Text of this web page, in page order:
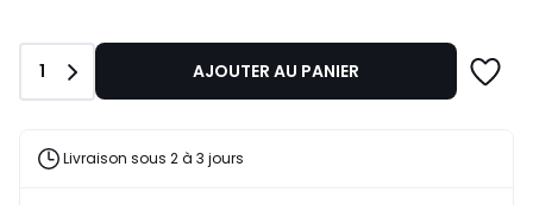
Quantité
1 AJOUTER AU PANIER
Livraison sous 2 à 3 jours